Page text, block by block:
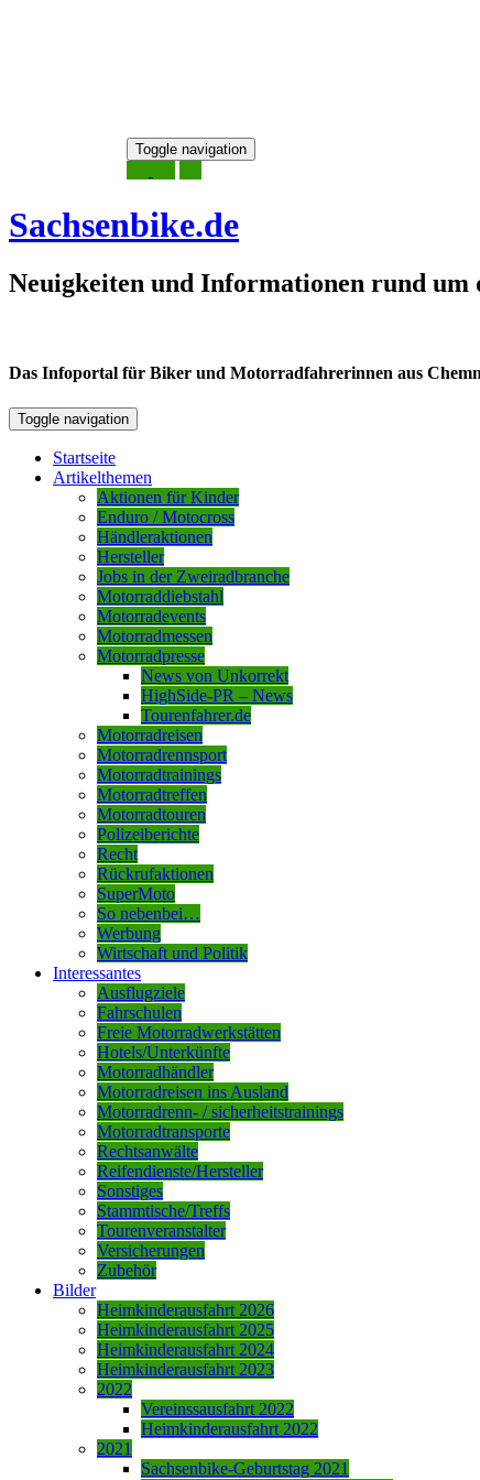
Toggle navigation
Sachsenbike.de
Neuigkeiten und Informationen rund um
Das Infoportal für Biker und Motorradfahrerinnen aus
Toggle navigation
Startseite
Artikelthemen
Aktionen für Kinder
Enduro / Motocross
Händleraktionen
Hersteller
Jobs in der Zweiradbranche
Motorraddiebstahl
Motorradevents
Motorradmessen
Motorradpresse
News von Unkorrekt
HighSide-PR – News
Tourenfahrer.de
Motorradreisen
Motorradrennsport
Motorradtrainings
Motorradtreffen
Motorradtouren
Polizeiberichte
Recht
Rückrufaktionen
SuperMoto
So nebenbei…
Werbung
Wirtschaft und Politik
Interessantes
Ausflugziele
Fahrschulen
Freie Motorradwerkstätten
Hotels/Unterkünfte
Motorradhändler
Motorradreisen ins Ausland
Motorradrenn- / sicherheitstrainings
Motorradtransporte
Rechtsanwälte
Reifendienste/Hersteller
Sonstiges
Stammtische/Treffs
Tourenveranstalter
Versicherungen
Zubehör
Bilder
Heimkinderausfahrt 2026
Heimkinderausfahrt 2025
Heimkinderausfahrt 2024
Heimkinderausfahrt 2023
2022
Vereinssausfahrt 2022
Heimkinderausfahrt 2022
2021
Sachsenbike-Geburtstag 2021